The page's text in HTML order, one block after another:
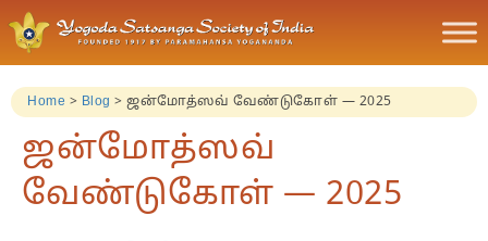
Home > Blog > ஜன்மோத்ஸவ் வேண்டுகோள் — 2025
ஜன்மோத்ஸவ்
வேண்டுகோள் — 2025